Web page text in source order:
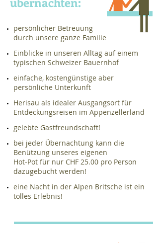
persönlicher Betreuung
durch unsere ganze Familie
​ Einblicke in unseren Alltag auf einem
typischen Schweizer Bauernhof
einfache, kostengünstige aber
persönliche Unterkunft
​Herisau als idealer Ausgangsort für
Entdeckungsreisen im Appenzellerland
gelebte Gastfreundschaft!
bei jeder Übernachtung kann die
Benützung unseres eigenen
Hot-Pot für nur CHF 25.00 pro Person
dazugebucht werden!
eine Nacht in der Alpen Britsche ist ein
tolles Erlebnis!